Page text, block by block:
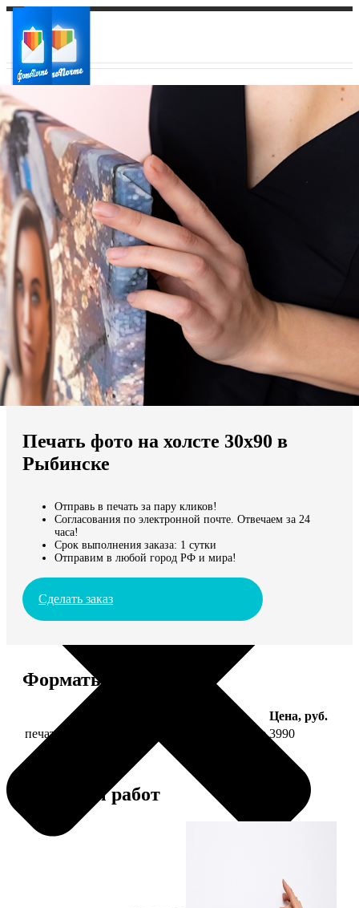
Ваш город:
Ваш регион доставки
Выберите из списка:
Мы доставляем по всему миру
Продолжить без города
Печать фото на холсте 30х90 в
Рыбинске
Отправь в печать за пару кликов!
Согласования по электронной почте. Отвечаем за 24
часа!
Срок выполнения заказа: 1 сутки
Отправим в любой город РФ и мира!
Сделать заказ
Форматы и цены
Цена, руб.
печать фото на холсте 30х90 на подрамнике 3990
Примеры работ